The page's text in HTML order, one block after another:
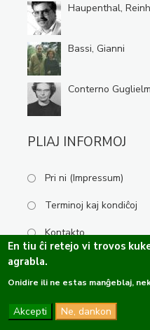
Haupenthal,
Bassi, Gianni
Conterno
PLIAJ INFORMOJ
Pri ni (Impressum)
Terminoj kaj kondiĉoj
Kontakto
Kopirajto ©2019-2026
Dizajno deOPTASY
En tiu ĉi retejo vi trovos
agrabla.
Onidire ili ne estas manĝeblaj,
Akcepti Ne, dankon